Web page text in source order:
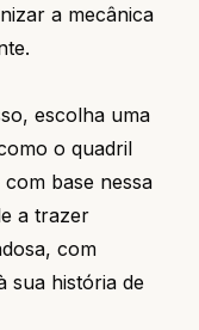
a mecânica
escolha uma
o quadril
base nessa
a trazer
com
sua história de